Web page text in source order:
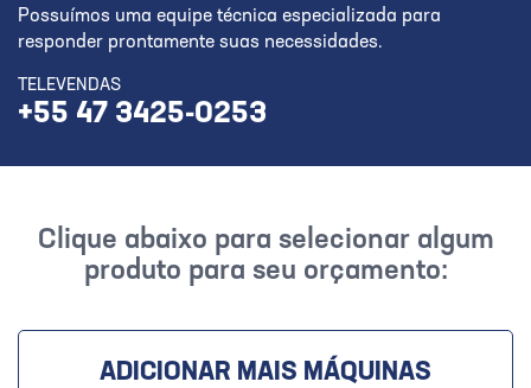
Possuímos uma equipe técnica especializada para
responder prontamente suas necessidades.
TELEVENDAS
+55 47 3425-0253
Clique abaixo para selecionar algum
produto para seu orçamento:
ADICIONAR MAIS MÁQUINAS